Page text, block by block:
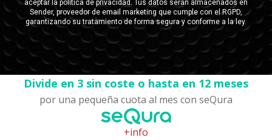
Divide en 3 sin coste o hasta en 12 meses
por una pequeña cuota al mes con seQura
+info